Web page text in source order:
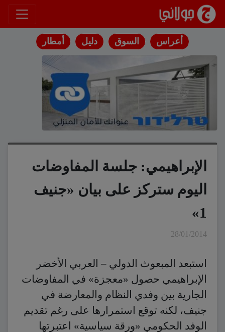
انتقل إلى المحتوى
أعراس السوق دليل أمطار
الإبراهيمي: جلسة المفاوضات
اليوم ستركز على بيان «جنيف
1»
28/01/2014
استبعد المبعوث الدولي – العربي الأخضر
الإبراهيمي حصول «معجزة» في المفاوضات
الجارية بين وفدي النظام والمعارضة في
جنيف، لكنه توقع استمرارها على رغم تقديم
الوفد الحكومي «ورقة سياسية» اعتبرتها